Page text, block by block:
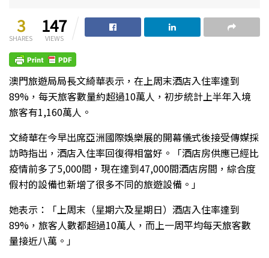
3
SHARES
147
VIEWS
澳門旅遊局局長文綺華表示，在上周末酒店入住率達到
89%，每天旅客數量約超過10萬人，初步統計上半年入境
旅客有1,160萬人。
文綺華在今早出席亞洲國際娛樂展的開幕儀式後接受傳媒採
訪時指出，酒店入住率回復得相當好。「酒店房供應已經比
疫情前多了5,000間，現在達到47,000間酒店房間，綜合度
假村的設備也新增了很多不同的旅遊設備。」
她表示：「上周末（星期六及星期日）酒店入住率達到
89%，旅客人數都超過10萬人，而上一周平均每天旅客數
量接近八萬。」